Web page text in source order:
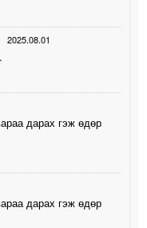
2025.08.01
дарах гэж өдөр
дарах гэж өдөр